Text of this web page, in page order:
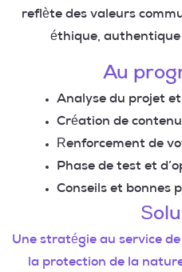
reflète des valeurs
éthique, authentique
Au
Analyse du projet
Création de
Renforcement de
Phase de test et
Conseils et bonnes
Une stratégie au service
la protection de la